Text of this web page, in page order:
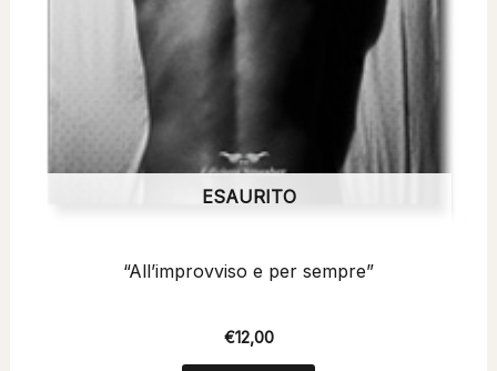
ESAURITO
“All’improvviso e per sempre”
€12,00